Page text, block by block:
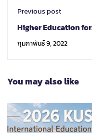
Previous post
Higher Education for
ASEAN Talents (HEAT)
กุมภาพันธ์ 9, 2022
You may also like